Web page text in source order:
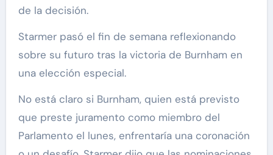
de la decisión.
Starmer pasó el fin de semana reflexionando
sobre su futuro tras la victoria de Burnham en
una elección especial.
No está claro si Burnham, quien está previsto
que preste juramento como miembro del
Parlamento el lunes, enfrentaría una coronación